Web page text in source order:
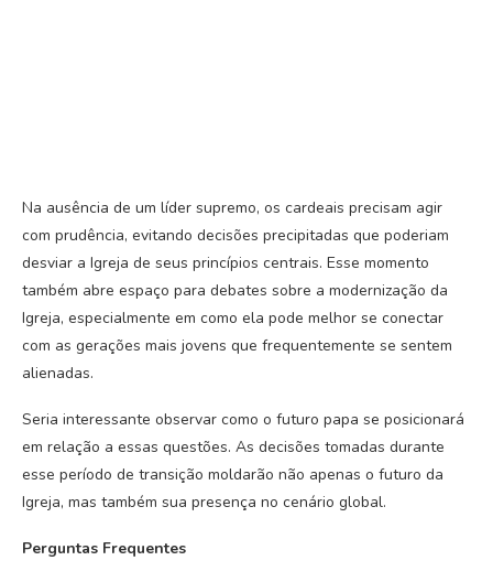
Na ausência de um líder supremo, os cardeais precisam agir
com prudência, evitando decisões precipitadas que poderiam
desviar a Igreja de seus princípios centrais. Esse momento
também abre espaço para debates sobre a modernização da
Igreja, especialmente em como ela pode melhor se conectar
com as gerações mais jovens que frequentemente se sentem
alienadas.
Seria interessante observar como o futuro papa se posicionará
em relação a essas questões. As decisões tomadas durante
esse período de transição moldarão não apenas o futuro da
Igreja, mas também sua presença no cenário global.
Perguntas Frequentes